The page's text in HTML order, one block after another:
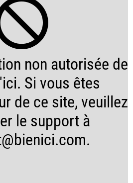
non autorisée de
Si vous êtes
de ce site, veuillez
le support à